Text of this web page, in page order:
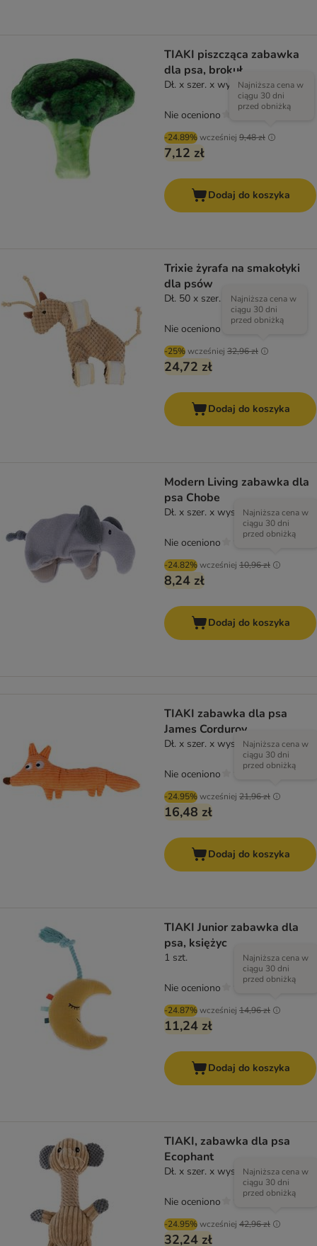
TIAKI piszcząca zabawka
dla psa, brokuł
Dł. x szer. x wys.: 15 x16 x 6 cm
-24.89%wcześniej 9,48 zł
Najniższa cena w
ciągu 30 dni
przed obniżką
7,12 zł
Nie oceniono
Dodaj do koszyka
Trixie żyrafa na smakołyki
dla psów
Dł. 50 x szer. 13 x wys. 1 cm
-25%wcześniej 32,96 zł
Najniższa cena w
ciągu 30 dni
przed obniżką
24,72 zł
Nie oceniono
Dodaj do koszyka
Modern Living zabawka dla
psa Chobe
Dł. x szer. x wys.: 25 x 15 x 6 cm
-24.82%wcześniej 10,96 zł
Najniższa cena w
ciągu 30 dni
przed obniżką
8,24 zł
Nie oceniono
Dodaj do koszyka
TIAKI zabawka dla psa
James Corduroy
Dł. x szer. x wys.: 31 x 14,5 x 5 cm
-24.95%wcześniej 21,96 zł
Najniższa cena w
ciągu 30 dni
przed obniżką
16,48 zł
Nie oceniono
Dodaj do koszyka
TIAKI Junior zabawka dla
psa, księżyc
1 szt.
-24.87%wcześniej 14,96 zł
Najniższa cena w
ciągu 30 dni
przed obniżką
11,24 zł
Nie oceniono
Dodaj do koszyka
TIAKI, zabawka dla psa
Ecophant
Dł. x szer. x wys.: 31 x 17 x 13 cm
-24.95%wcześniej 42,96 zł
Najniższa cena w
ciągu 30 dni
przed obniżką
32,24 zł
Nie oceniono